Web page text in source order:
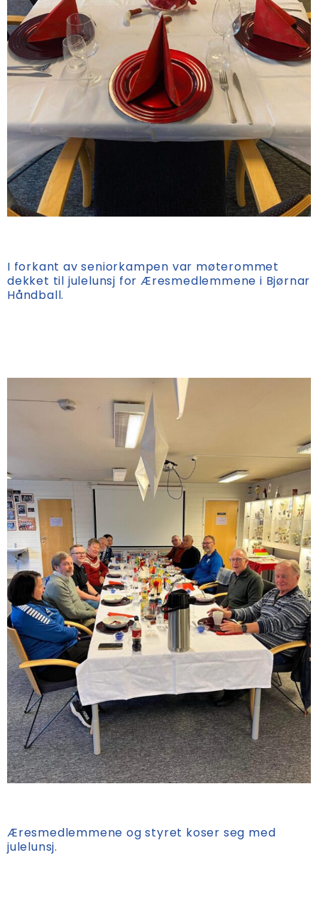
I forkant av seniorkampen var møterommet
dekket til julelunsj for Æresmedlemmene i Bjørnar
Håndball.
Æresmedlemmene og styret koser seg med
julelunsj.